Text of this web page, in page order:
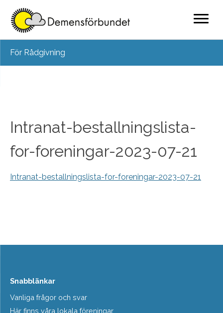
content
För Rådgivning
Intranat-bestallningslista-
for-foreningar-2023-07-21
Intranat-bestallningslista-for-foreningar-2023-07-21
Snabblänkar
Vanliga frågor och svar
Här finns våra lokala föreningar